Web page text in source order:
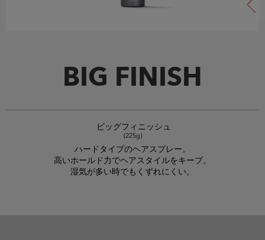
BIG FINISH
ビッグフィニッシュ
(225g)
ハードタイプのヘアスプレー。
高いホールド力でヘアスタイルをキープ。
湿気が多い時でもくずれにくい。